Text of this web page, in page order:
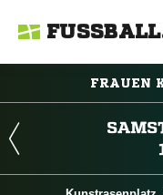
FRAUEN